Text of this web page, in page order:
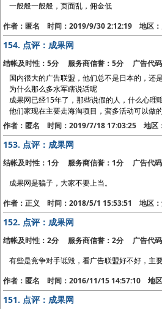
一般般一般般，页面乱，佣金低
作者：匿名 时间：2019/9/30 2:12:19 地区：
154. 点评：成果网
结帐及时性：5分 服务商信誉：5分 广告代
国内很大的广告联盟，他们总不是日本的，还
为什么那么多水军瞎说话呢
成果网已经15年了，那些说假的人，什么心理
他们家现在主要走海淘项目，蛮多活动可以做
作者：匿名 时间：2019/7/18 17:03:25 地区
153. 点评：成果网
结帐及时性：1分 服务商信誉：1分 广告代
成果网是骗子，大家不要上当。
作者：正义 时间：2018/5/1 15:53:51 地区：
152. 点评：成果网
结帐及时性：2分 服务商信誉：2分 广告代
有些是竞争对手诋毁，看广告联盟好不好，主
作者：匿名 时间：2016/11/15 14:57:10 地
151. 点评：成果网